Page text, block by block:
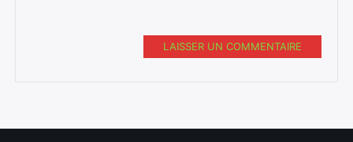
LAISSER UN COMMENTAIRE